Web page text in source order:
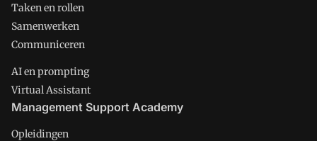
Taken en rollen
Samenwerken
Communiceren
AI en prompting
Virtual Assistant
Management Support Academy
Opleidingen